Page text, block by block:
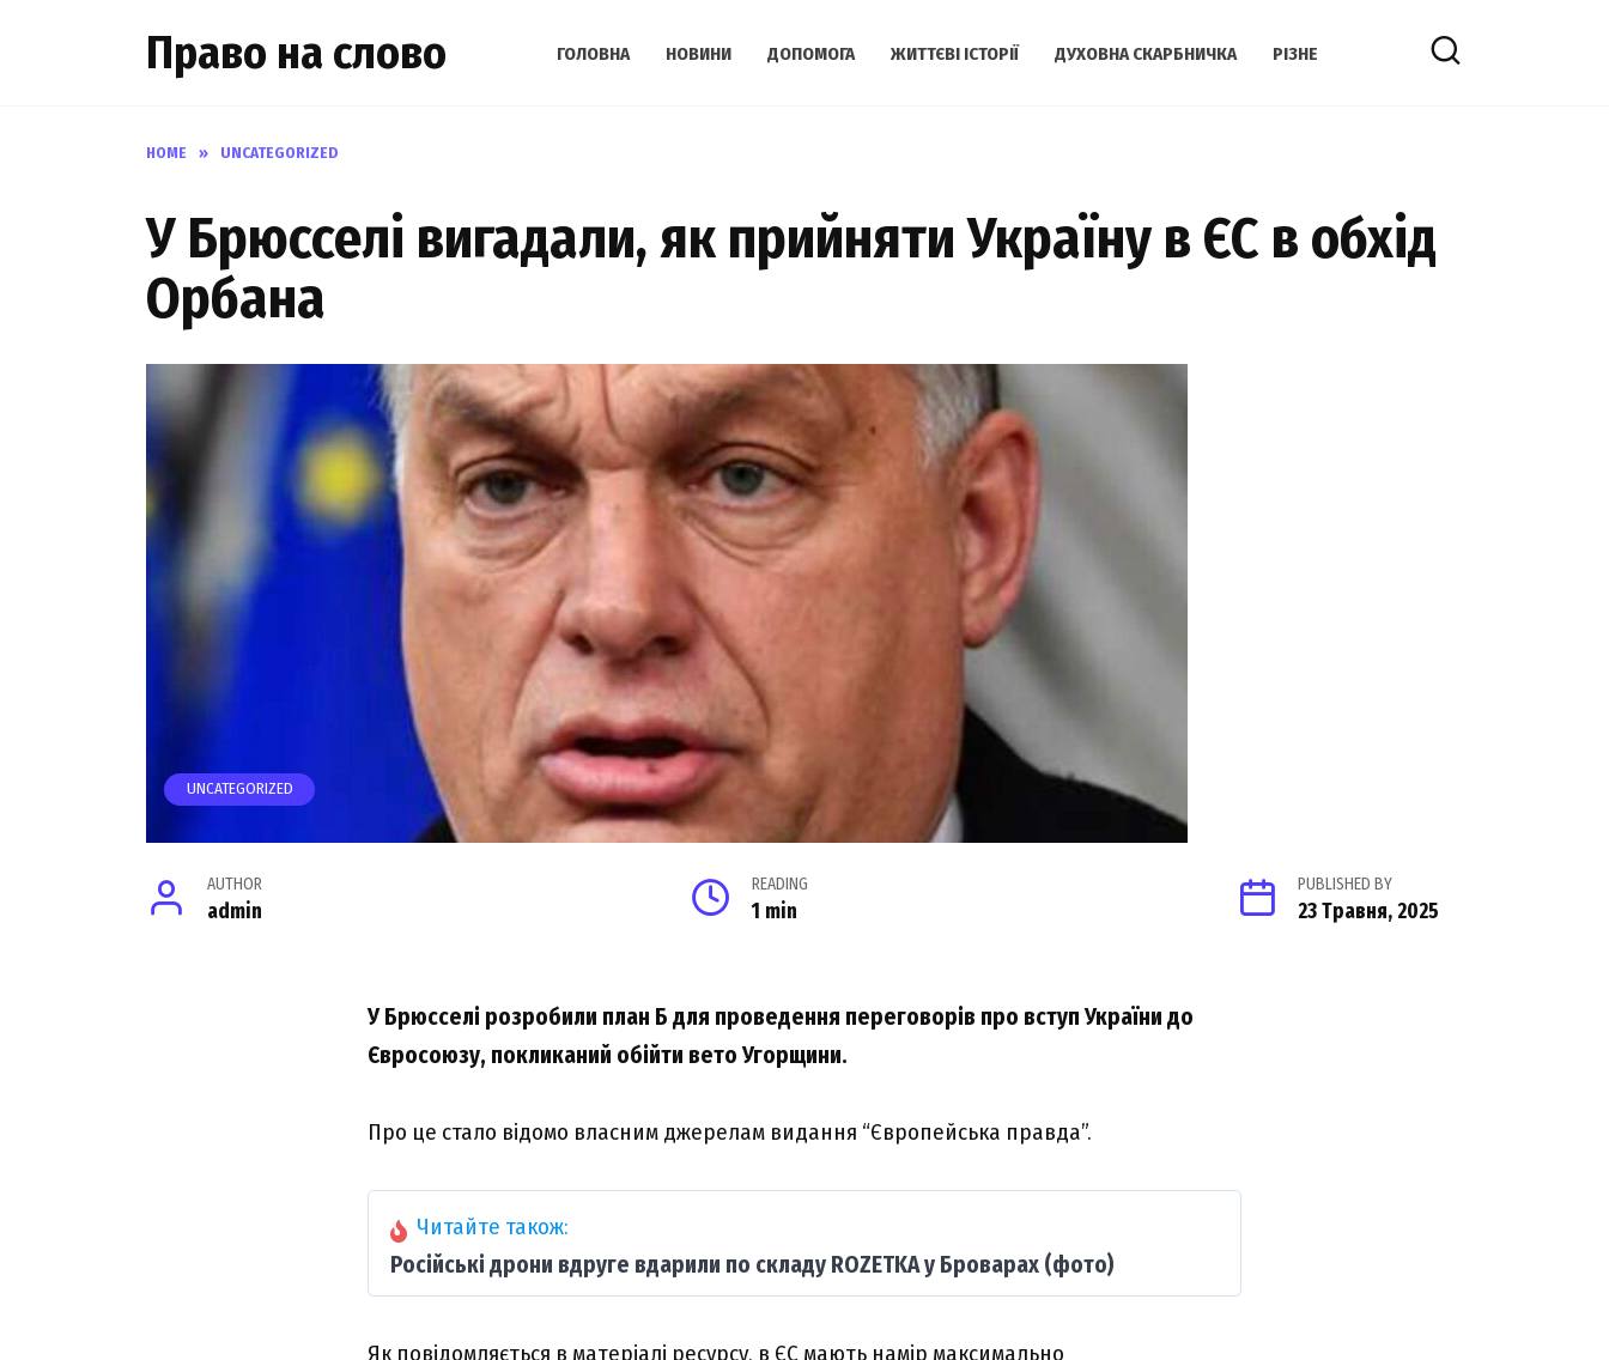
Право на слово ГОЛОВНА НОВИНИ ДОПОМОГА ЖИТТЄВІ ІСТОРІЇ ДУХОВНА СКАРБНИЧКА РІЗНЕ
HOME » UNCATEGORIZED
У Брюсселі вигадали, як прийняти Україну в ЄС в обхід
Орбана
UNCATEGORIZED
AUTHOR
admin
READING
1 min
PUBLISHED BY
23 Травня, 2025
У Брюсселі розробили план Б для проведення переговорів про вступ України до
Євросоюзу, покликаний обійти вето Угорщини.
Про це стало відомо власним джерелам видання “Європейська правда”.
Читайте також:
Російські дрони вдруге вдарили по складу ROZETKA у Броварах (фото)
Як повідомляється в матеріалі ресурсу, в ЄС мають намір максимально